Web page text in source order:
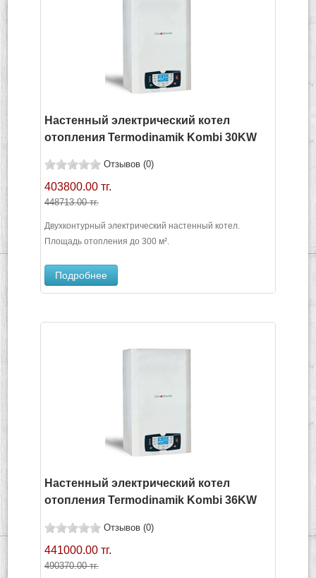
Настенный электрический котел
отопления Termodinamik Kombi 30KW
Отзывов (0)
403800.00 тг.
448713.00 тг.
Двухконтурный электрический настенный котел.
Площадь отопления до 300 м².
Подробнее
Настенный электрический котел
отопления Termodinamik Kombi 36KW
Отзывов (0)
441000.00 тг.
490370.00 тг.